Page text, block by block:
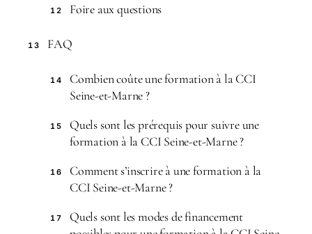
12 Foire aux questions
13 FAQ
14
Combien coûte une formation à la CCI
Seine-et-Marne ?
15
Quels sont les prérequis pour suivre une
formation à la CCI Seine-et-Marne ?
16
Comment s’inscrire à une formation à la
CCI Seine-et-Marne ?
17
Quels sont les modes de financement